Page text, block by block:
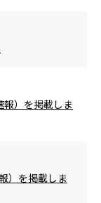
）を掲載しま
）を掲載しま